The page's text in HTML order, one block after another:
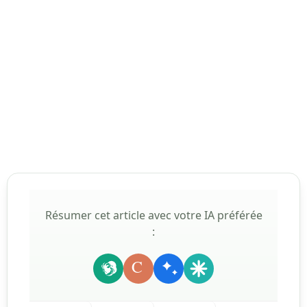
Résumer cet article avec votre IA préférée
:
C